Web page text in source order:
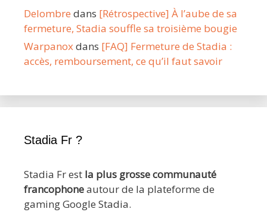
Delombre dans [Rétrospective] À l’aube de sa
fermeture, Stadia souffle sa troisième bougie
Warpanoxdans [FAQ] Fermeture de Stadia :
accès, remboursement, ce qu’il faut savoir
Stadia Fr ?
Stadia Fr est la plus grosse communauté
francophoneautour de la plateforme de
gaming Google Stadia.